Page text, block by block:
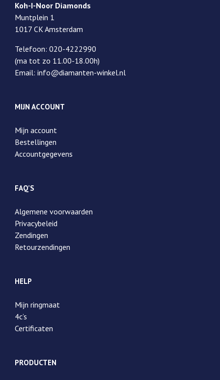
Koh-I-Noor Diamonds
Muntplein 1
1017 CK Amsterdam
Telefoon: 020-4222990
(ma tot zo 11.00-18.00h)
Email: info@diamanten-winkel.nl
MIJN ACCOUNT
Mijn account
Bestellingen
Accountgegevens
FAQ’S
Algemene voorwaarden
Privacybeleid
Zendingen
Retourzendingen
HELP
Mijn ringmaat
4c’s
Certificaten
PRODUCTEN